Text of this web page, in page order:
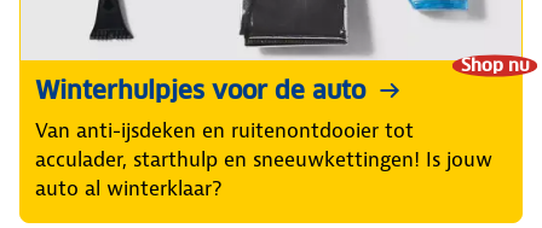
Shop nu
Winterhulpjes voor de auto
Van anti-ijsdeken en ruitenontdooier tot
acculader, starthulp en sneeuwkettingen! Is jouw
auto al winterklaar?